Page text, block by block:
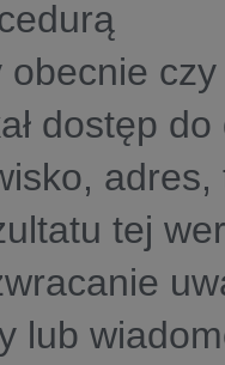
obecnie czy
dostęp do
adres,
tej
lub